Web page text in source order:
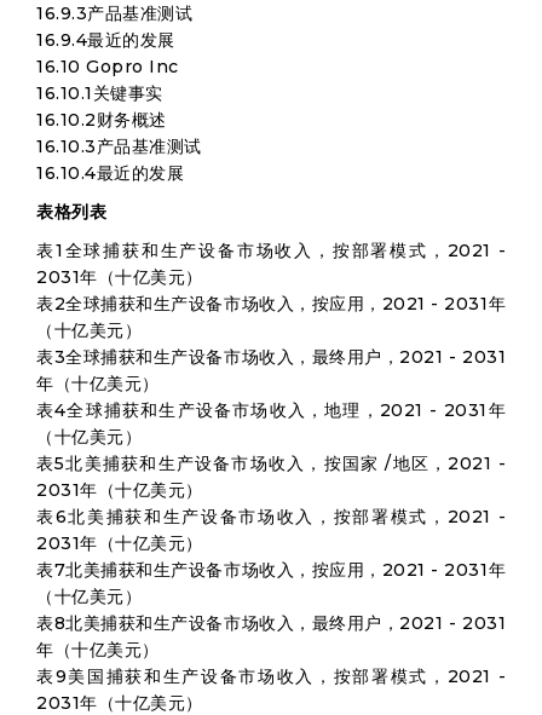
16.9.3产品基准测试
16.9.4最近的发展
16.10 Gopro Inc
16.10.1关键事实
16.10.2财务概述
16.10.3产品基准测试
16.10.4最近的发展
表格列表
表1全球捕获和生产设备市场收入，按部署模式，2021 -
2031年（十亿美元）
表2全球捕获和生产设备市场收入，按应用，2021 - 2031年
（十亿美元）
表3全球捕获和生产设备市场收入，最终用户，2021 - 2031
年（十亿美元）
表4全球捕获和生产设备市场收入，地理，2021 - 2031年
（十亿美元）
表5北美捕获和生产设备市场收入，按国家 /地区，2021 -
2031年（十亿美元）
表6北美捕获和生产设备市场收入，按部署模式，2021 -
2031年（十亿美元）
表7北美捕获和生产设备市场收入，按应用，2021 - 2031年
（十亿美元）
表8北美捕获和生产设备市场收入，最终用户，2021 - 2031
年（十亿美元）
表9美国捕获和生产设备市场收入，按部署模式，2021 -
2031年（十亿美元）